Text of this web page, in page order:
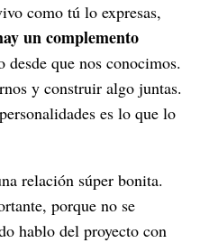
como tú lo expresas,
un complemento
desde que nos conocimos.
y construir algo juntas.
es lo que lo
relación súper bonita.
porque no se
hablo del proyecto con